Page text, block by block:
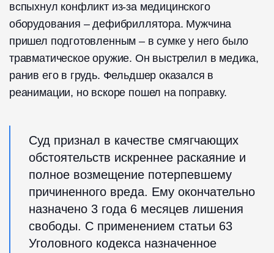
вспыхнул конфликт из-за медицинского
оборудования – дефибриллятора. Мужчина
пришел подготовленным – в сумке у него было
травматическое оружие. Он выстрелил в медика,
ранив его в грудь. Фельдшер оказался в
реанимации, но вскоре пошел на поправку.
Суд признал в качестве смягчающих
обстоятельств искреннее раскаяние и
полное возмещение потерпевшему
причиненного вреда. Ему окончательно
назначено 3 года 6 месяцев лишения
свободы. С применением статьи 63
Уголовного кодекса назначенное